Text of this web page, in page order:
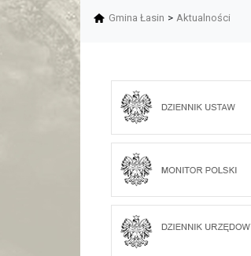
Gmina Łasin > Aktualności